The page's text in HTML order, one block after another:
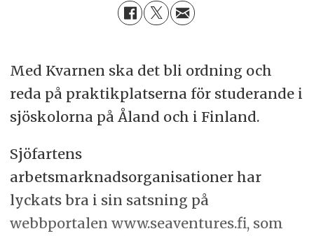
Med Kvarnen ska det bli ordning och
reda på praktikplatserna för studerande i
sjöskolorna på Åland och i Finland.
Sjöfartens
arbetsmarknadsorganisationer har
lyckats bra i sin satsning på
webbportalen www.seaventures.fi, som